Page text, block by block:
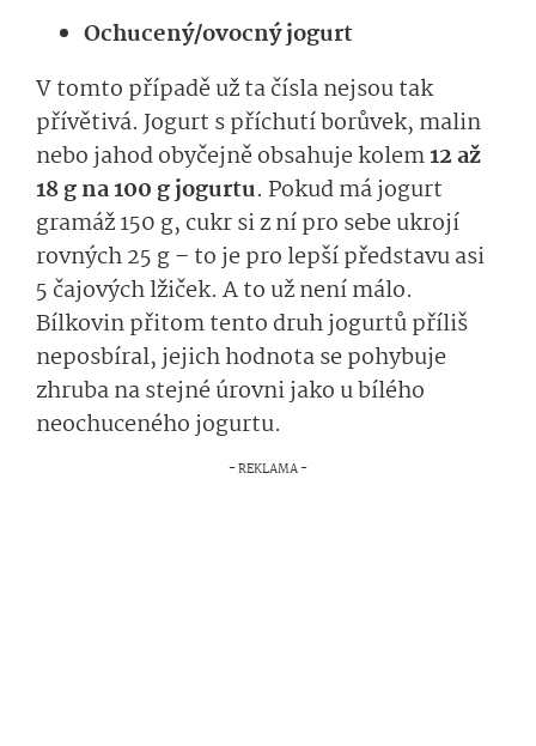
Ochucený/ovocný jogurt
V tomto případě už ta čísla nejsou tak
přívětivá. Jogurt s příchutí borůvek, malin
nebo jahod obyčejně obsahuje kolem12 až
18 g na 100 g jogurtu. Pokud má jogurt
gramáž 150 g, cukr si z ní pro sebe ukrojí
rovných 25 g – to je pro lepší představu asi
5 čajových lžiček. A to už není málo.
Bílkovin přitom tento druh jogurtů příliš
neposbíral, jejich hodnota se pohybuje
zhruba na stejné úrovni jako u bílého
neochuceného jogurtu.